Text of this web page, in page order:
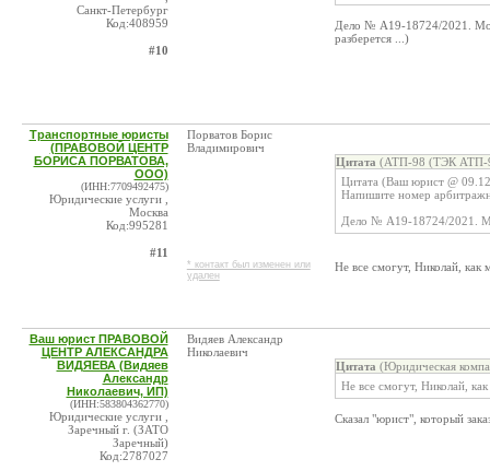
Санкт-Петербург
Код:408959
#10
Дело № А19-18724/2021.
разберется ...)
Транспортные юристы
(ПРАВОВОЙ ЦЕНТР
БОРИСА ПОРВАТОВА,
ООО)
(ИНН:7709492475)
Юридические услуги ,
Москва
Код:995281
#11
Порватов Борис
Владимирович
* контакт был изменен или
удален
Цитата (АТП-98 (ТЭК АТП-
Цитата (Ваш юрист @
Напишите номер
Дело № А19-18724/2021.
Не все смогут, Николай, как
Ваш юрист ПРАВОВОЙ
ЦЕНТР АЛЕКСАНДРА
ВИДЯЕВА (Видяев
Александр
Николаевич, ИП)
(ИНН:583804362770)
Юридические услуги ,
Заречный г. (ЗАТО
Заречный)
Код:2787027
Видяев Александр
Николаевич
Цитата (Юридическая
Не все смогут, Николай,
Сказал "юрист", который